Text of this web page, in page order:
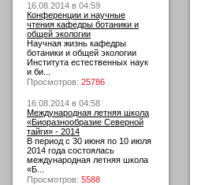
16.08.2014 в 04:59
Конференции и научные
чтения кафедры ботаники и
общей экологии
Научная жизнь кафедры
ботаники и общей экологии
Института естественных наук
и би...
Просмотров: 25786
16.08.2014 в 04:58
Международная летняя школа
«Биоразнообразие Северной
тайги» - 2014
В период с 30 июня по 10 июля
2014 года состоялась
международная летняя школа
«Б...
Просмотров: 5588